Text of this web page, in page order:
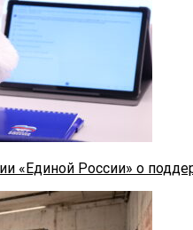
«Единой России» о